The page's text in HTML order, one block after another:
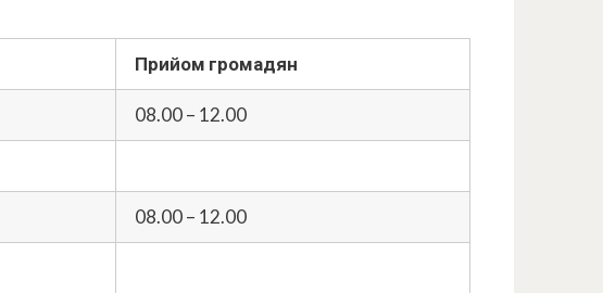
Прийом громадян
08.00 – 12.00
08.00 – 12.00